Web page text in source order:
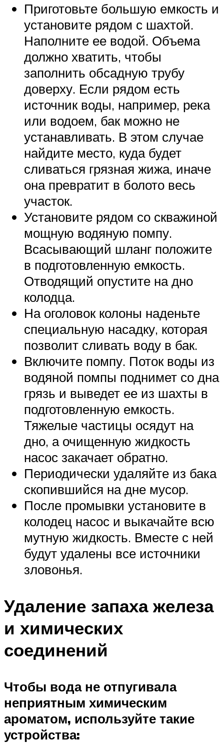
Приготовьте большую емкость и
установите рядом с шахтой.
Наполните ее водой. Объема
должно хватить, чтобы
заполнить обсадную трубу
доверху. Если рядом есть
источник воды, например, река
или водоем, бак можно не
устанавливать. В этом случае
найдите место, куда будет
сливаться грязная жижа, иначе
она превратит в болото весь
участок.
Установите рядом со скважиной
мощную водяную помпу.
Всасывающий шланг положите
в подготовленную емкость.
Отводящий опустите на дно
колодца.
На оголовок колоны наденьте
специальную насадку, которая
позволит сливать воду в бак.
Включите помпу. Поток воды из
водяной помпы поднимет со дна
грязь и выведет ее из шахты в
подготовленную емкость.
Тяжелые частицы осядут на
дно, а очищенную жидкость
насос закачает обратно.
Периодически удаляйте из бака
скопившийся на дне мусор.
После промывки установите в
колодец насос и выкачайте всю
мутную жидкость. Вместе с ней
будут удалены все источники
зловонья.
Удаление запаха железа
и химических
соединений
Чтобы вода не отпугивала
неприятным химическим
ароматом, используйте такие
устройства: